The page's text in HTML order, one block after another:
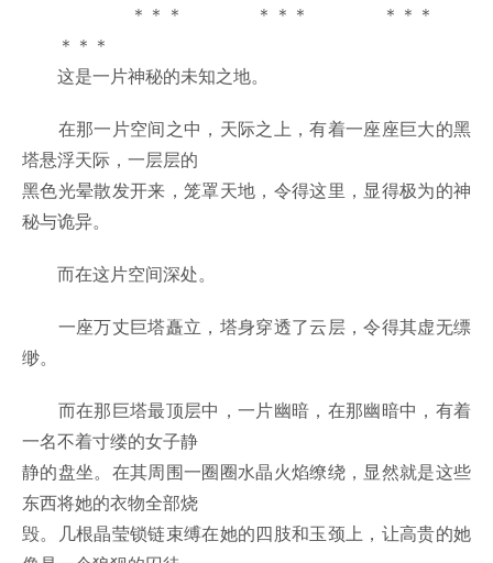
＊＊＊ ＊＊＊ ＊＊＊
＊＊＊
这是一片神秘的未知之地。
在那一片空间之中，天际之上，有着一座座巨大的黑
塔悬浮天际，一层层的
黑色光晕散发开来，笼罩天地，令得这里，显得极为的神
秘与诡异。
而在这片空间深处。
一座万丈巨塔矗立，塔身穿透了云层，令得其虚无缥
缈。
而在那巨塔最顶层中，一片幽暗，在那幽暗中，有着
一名不着寸缕的女子静
静的盘坐。在其周围一圈圈水晶火焰缭绕，显然就是这些
东西将她的衣物全部烧
毁。几根晶莹锁链束缚在她的四肢和玉颈上，让高贵的她